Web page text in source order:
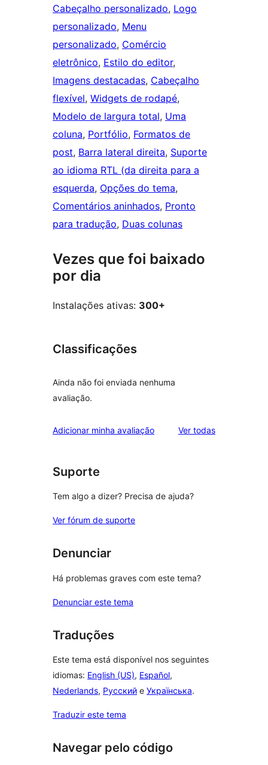
Cabeçalho personalizado, Logo
personalizado, Menu
personalizado, Comércio
eletrônico, Estilo do editor
Imagens destacadas, Cabeçalho
flexível, Widgets de rodapé
Modelo de largura total, Uma
coluna, Portfólio, Formatos de
post, Barra lateral direita, Suporte
ao idioma RTL (da direita para a
esquerda, Opções do tema
Comentários aninhados, Pronto
para tradução, Duas colunas
Vezes que foi baixado
por dia
Instalações ativas: 300+
Classificações
Ainda não foi enviada nenhuma
avaliação.
Adicionar minha avaliação Ver todasavaliações
Suporte
Tem algo a dizer? Precisa de ajuda?
Ver fórum de suporte
Denunciar
Há problemas graves com este tema?
Denunciar este tema
Traduções
Este tema está disponível nos seguintes
idiomas: English (US), Español,
Nederlands, Русский e Українська.
Traduzir este tema
Navegar pelo código